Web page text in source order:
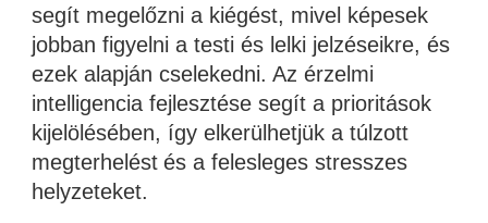
segít megelőzni a kiégést, mivel képesek
jobban figyelni a testi és lelki jelzéseikre, és
ezek alapján cselekedni. Az érzelmi
intelligencia fejlesztése segít a prioritások
kijelölésében, így elkerülhetjük a túlzott
megterhelést és a felesleges stresszes
helyzeteket.